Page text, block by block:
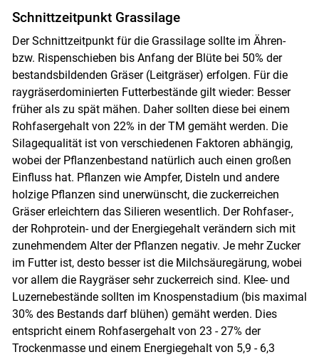
Schnittzeitpunkt Grassilage
Der Schnittzeitpunkt für die Grassilage sollte im Ähren-
bzw. Rispenschieben bis Anfang der Blüte bei 50% der
bestandsbildenden Gräser (Leitgräser) erfolgen. Für die
raygräserdominierten Futterbestände gilt wieder: Besser
früher als zu spät mähen. Daher sollten diese bei einem
Rohfasergehalt von 22% in der TM gemäht werden. Die
Silagequalität ist von verschiedenen Faktoren abhängig,
wobei der Pflanzenbestand natürlich auch einen großen
Einfluss hat. Pflanzen wie Ampfer, Disteln und andere
holzige Pflanzen sind unerwünscht, die zuckerreichen
Gräser erleichtern das Silieren wesentlich. Der Rohfaser-,
der Rohprotein- und der Energiegehalt verändern sich mit
zunehmendem Alter der Pflanzen negativ. Je mehr Zucker
im Futter ist, desto besser ist die Milchsäuregärung, wobei
vor allem die Raygräser sehr zuckerreich sind. Klee- und
Luzernebestände sollten im Knospenstadium (bis maximal
30% des Bestands darf blühen) gemäht werden. Dies
entspricht einem Rohfasergehalt von 23 - 27% der
Trockenmasse und einem Energiegehalt von 5,9 - 6,3